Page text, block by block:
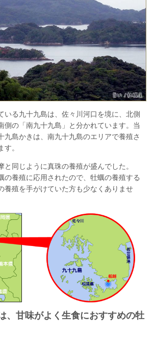
いる九十九島は、佐々川河口を境に、北側
側の「南九十九島」と分かれています。当
九島かきは、南九十九島のエリアで養殖さ
。
と同じように真珠の養殖が盛んでした。
の養殖に応用されたので、牡蠣の養殖する
養殖を手がけていた方も少なくありませ
、甘味がよく生食におすすめの牡